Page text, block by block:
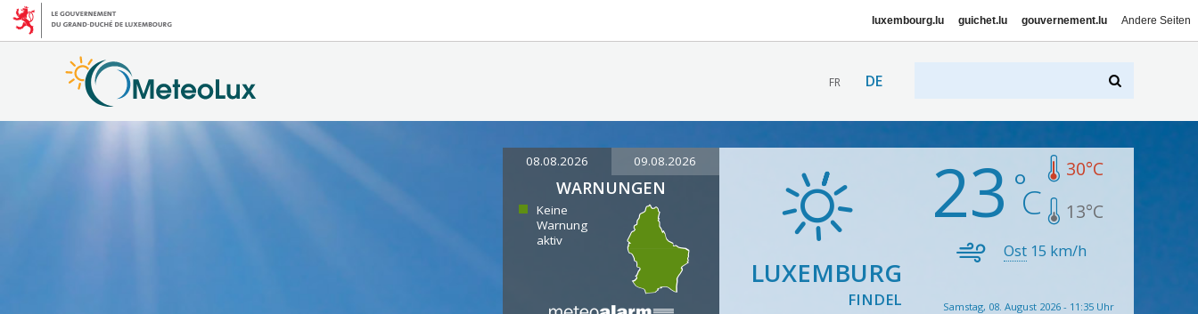
luxembourg.lu guichet.lu gouvernement.lu Andere Seiten
FR DE
08.08.2026 09.08.2026
WARNUNGEN
Keine
Warnung
aktiv
LUXEMBURG
FINDEL
23 30°C
13°C
Ost 15 km/h
Samstag, 08. August 2026 - 11:35 Uhr